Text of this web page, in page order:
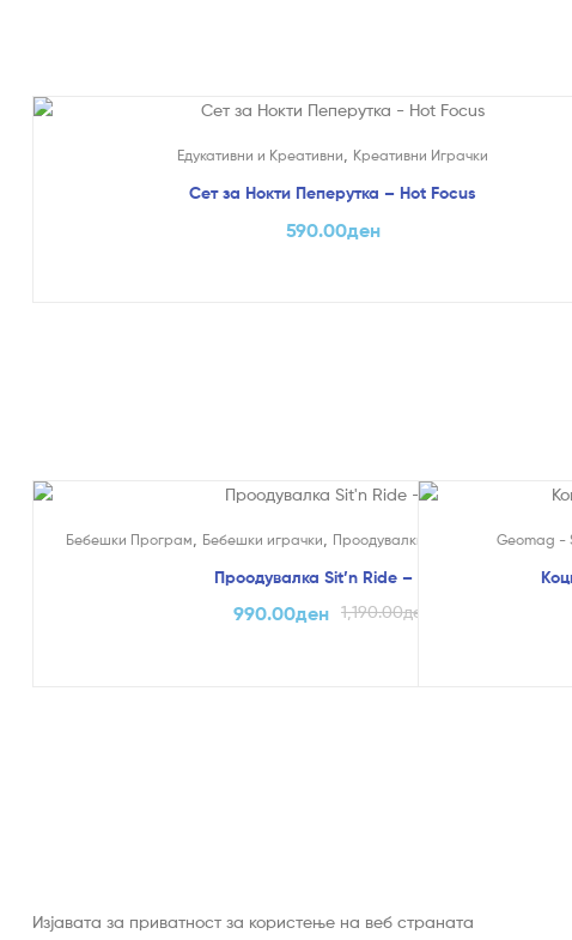
Едукативни и Креативни Креативни Играчки
Сет за Нокти Пеперутка – Hot Focus
590.00ден
Бебешки Програм Бебешки играчки Проодувалки Едукативни и
Проодувалка Sit’n Ride – Dolu
1,190.00ден
990.00ден
Geomag -
Изјавата за приватност за користење на веб страната